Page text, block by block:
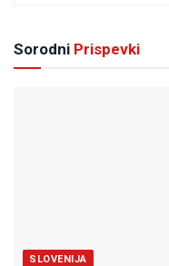
Sorodni Prispevki
SLOVENIJA